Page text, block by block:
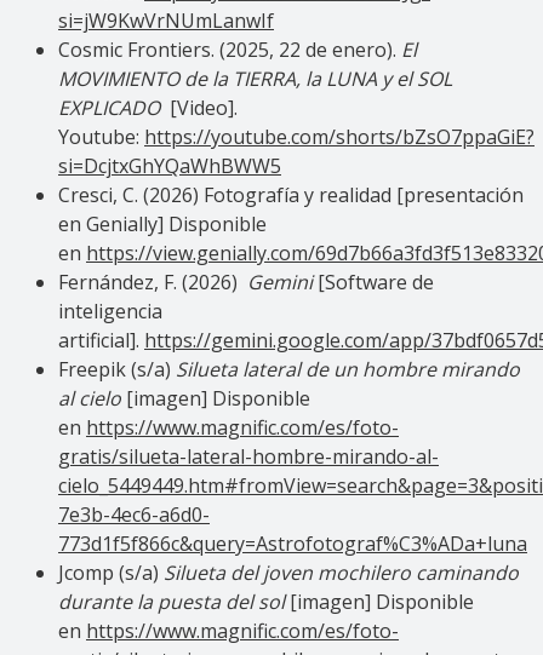
si=jW9KwVrNUmLanwIf
Cosmic Frontiers. (2025, 22 de enero). El
MOVIMIENTO de la TIERRA, la LUNA y el SOL
EXPLICADO [Video].
Youtube: https://youtube.com/shorts/bZsO7ppaGiE?
si=DcjtxGhYQaWhBWW5
Cresci, C. (2026) Fotografía y realidad [presentación
en Genially] Disponible
en https://view.genially.com/
Fernández, F. (2026) Gemini[Software de
inteligencia
artificial]. https://gemini.google.com/app/
Freepik (s/a) Silueta lateral de un hombre mirando
al cielo [imagen] Disponible
en https://www.magnific.com/es/foto-
gratis/silueta-lateral-hombre-mirando-al-
7e3b-4ec6-a6d0-
773d1f5f866c&query=Astrofotograf%C3%ADa+luna
Jcomp (s/a) Silueta del joven mochilero caminando
durante la puesta del sol[imagen] Disponible
en https://www.magnific.com/es/foto-